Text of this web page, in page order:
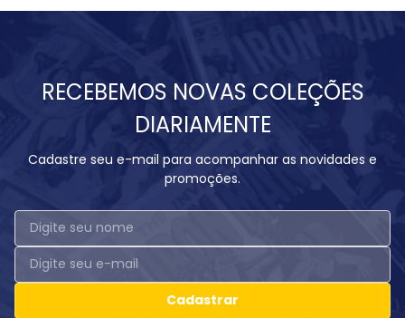
RECEBEMOS NOVAS COLEÇÕES
DIARIAMENTE
Cadastre seu e-mail para acompanhar as novidades e
promoções.
Cadastrar